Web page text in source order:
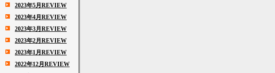
2023年5月REVIEW
2023年4月REVIEW
2023年3月REVIEW
2023年2月REVIEW
2023年1月REVIEW
2022年12月REVIEW